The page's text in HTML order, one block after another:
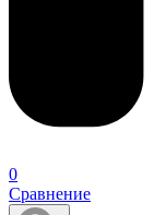
0
Сравнение